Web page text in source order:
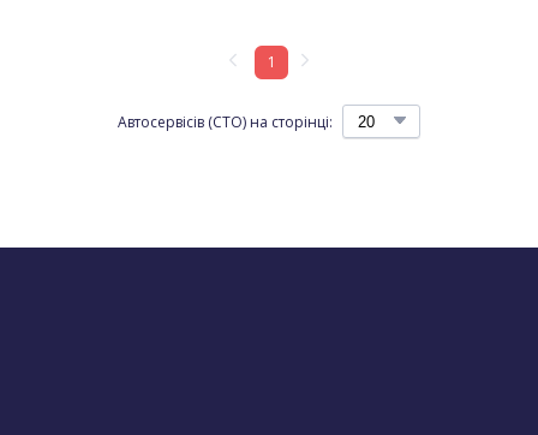
Автосервісів (СТО) на сторінці:
1